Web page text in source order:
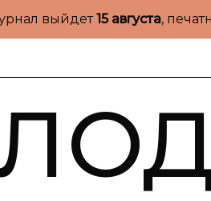
выйдет15 августа,